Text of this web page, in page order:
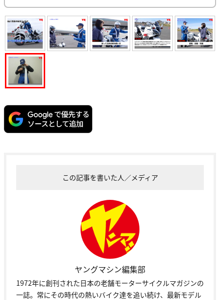
この記事を書いた人／メディア
ヤングマシン編集部
1972年に創刊された日本の老舗モーターサイクルマガジンの
一誌。常にその時代の熱いバイク達を追い続け、最新モデル